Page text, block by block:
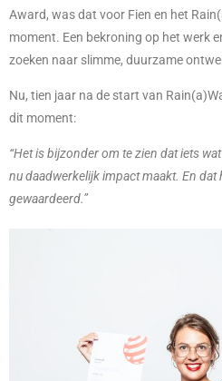
Award, was dat voor Fien en het
moment. Een bekroning op het werk
zoeken naar slimme, duurzame
Nu, tien jaar na de start van
dit moment:
“Het is bijzonder om te zien dat iets
nu daadwerkelijk impact maakt. En
gewaardeerd.”